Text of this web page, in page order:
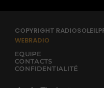
COPYRIGHT
WEBRADIO
EQUIPE
CONTACTS
CONFIDENTIALITÉ